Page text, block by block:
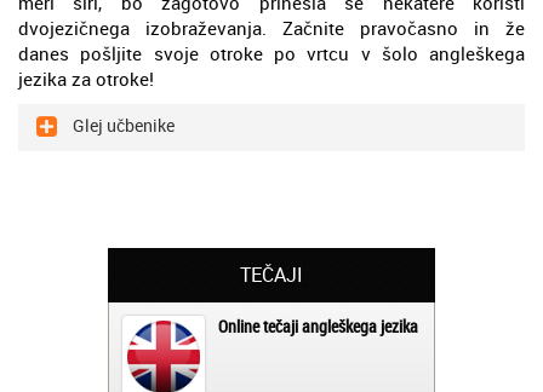
dvojezičnega izobraževanja. Začnite pravočasno in že
danes pošljite svoje otroke po vrtcu v šolo angleškega
jezika za otroke!
Glej učbenike
TEČAJI
Online tečaji angleškega jezika